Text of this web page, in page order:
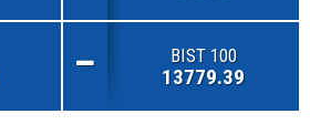
BIST 100
13779.39